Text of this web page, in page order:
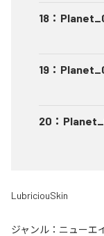
18 ：
19 ：
20 ：
LubriciouSkin
ジャンル： ニューエ